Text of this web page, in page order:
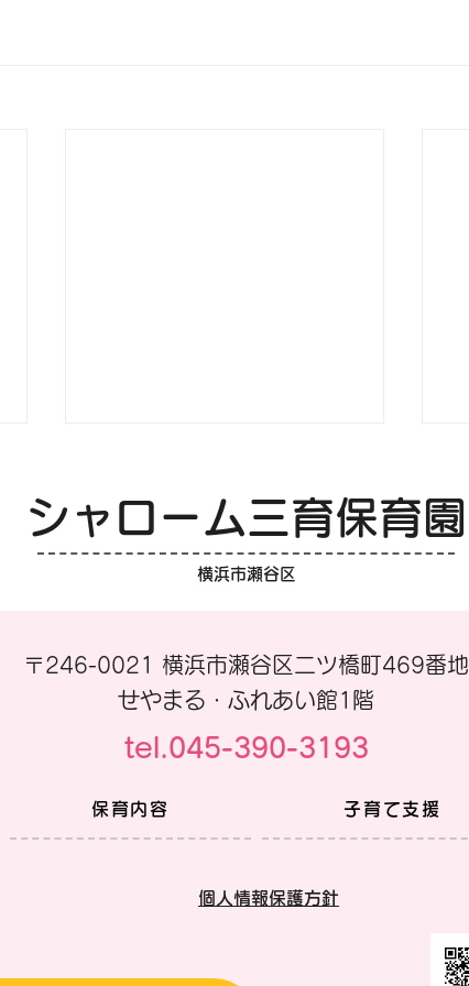
かぶとむし
シャローム三育保育園
横浜市瀬谷区
〒246-0021 横浜市瀬谷区二ツ橋町469番地
せやまる・ふれあい館1階
tel.045-390-3193
保育内容 子育て支援
個人情報保護方針